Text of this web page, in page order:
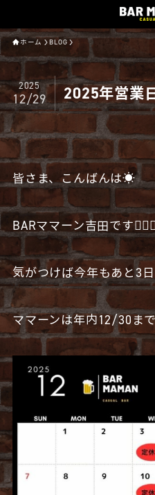
ホーム BLOG
2025年営業
2025
12/29
皆さま、こんばんは☀️
BARママーン吉田です🧔🏻‍♂️
気がつけば今年もあと3
ママーンは年内12/30ま